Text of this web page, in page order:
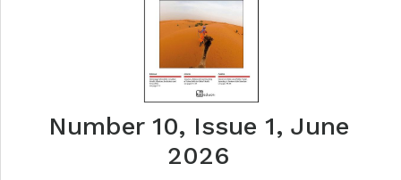
Number 10, Issue 1, June
2026